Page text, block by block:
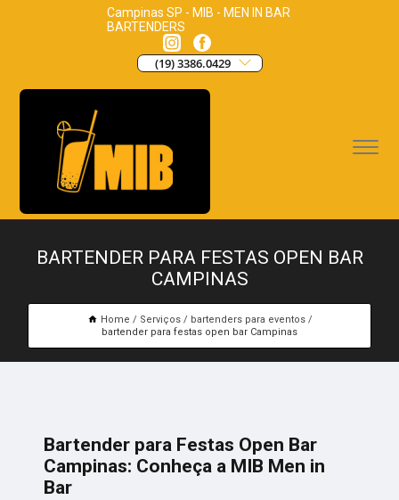
Campinas SP - MIB - MEN IN BAR
BARTENDERS
(19) 3386.0429
BARTENDER PARA FESTAS OPEN BAR
CAMPINAS
Home Serviços
bartenders para eventos
bartender para festas open bar Campinas
Bartender para Festas Open Bar
Campinas: Conheça a MIB Men in
Bar